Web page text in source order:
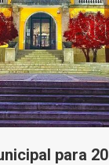
para